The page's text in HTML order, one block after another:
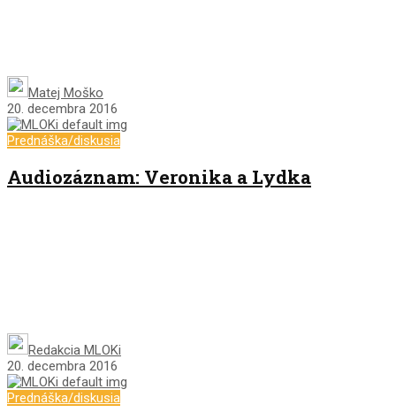
Matej Moško
20. decembra 2016
Prednáška/diskusia
Audiozáznam: Veronika a Lydka
Redakcia MLOKi
20. decembra 2016
Prednáška/diskusia